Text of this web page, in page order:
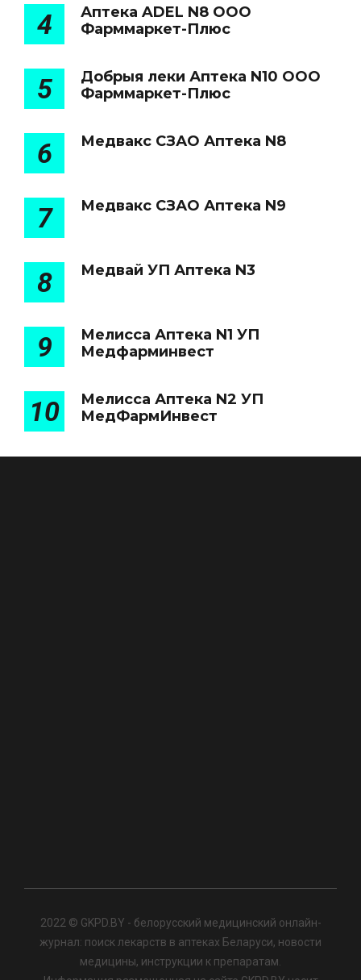
4
Аптека ADEL N8 ООО
Фарммаркет-Плюс
5
Добрыя леки Аптека N10 ООО
Фарммаркет-Плюс
6 Медвакс СЗАО Аптека N8
7 Медвакс СЗАО Аптека N9
8 Медвай УП Аптека N3
9
Мелисса Аптека N1 УП
Медфарминвест
10
Мелисса Аптека N2 УП
МедФармИнвест
2022 © GKPD.BY - белорусский медицинский онлайн-
журнал: поиск лекарств в аптеках Беларуси, новости
медицины, инструкции к препаратам.